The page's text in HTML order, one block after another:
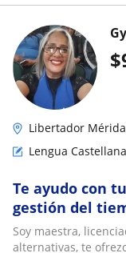
$
Libertador Mérida
Lengua
Te ayudo con
gestión del
Soy maestra,
alternativas, te